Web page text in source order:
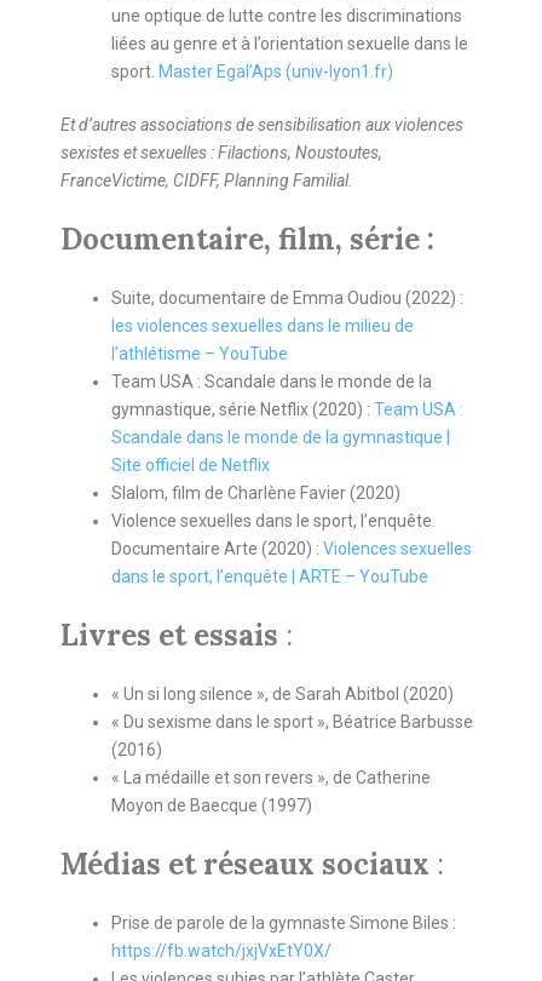
une optique de lutte contre les discriminations
liées au genre et à l’orientation sexuelle dans le
sport. Master Egal’Aps (univ-lyon1.fr)
Et d’autres associations de sensibilisation aux violences
sexistes et sexuelles : Filactions, Noustoutes,
FranceVictime, CIDFF, Planning Familial.
Documentaire, film, série :
Suite, documentaire de Emma Oudiou (2022) :
les violences sexuelles dans le milieu de
l’athlétisme – YouTube
Team USA : Scandale dans le monde de la
gymnastique, série Netflix (2020) : Team USA :
Scandale dans le monde de la gymnastique |
Site officiel de Netflix
Slalom, film de Charlène Favier (2020)
Violence sexuelles dans le sport, l’enquête.
Documentaire Arte (2020) : Violences sexuelles
dans le sport, l’enquête | ARTE – YouTube
Livres et essais :
« Un si long silence », de Sarah Abitbol (2020)
« Du sexisme dans le sport », Béatrice Barbusse
(2016)
« La médaille et son revers », de Catherine
Moyon de Baecque (1997)
Médias et réseaux sociaux :
Prise de parole de la gymnaste Simone Biles :
https://fb.watch/jxjVxEtY0X/